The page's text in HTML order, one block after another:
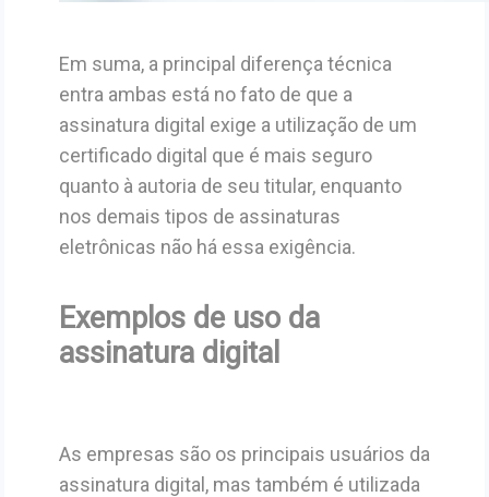
Em suma, a principal diferença técnica
entra ambas está no fato de que a
assinatura digital exige a utilização de um
certificado digital que é mais seguro
quanto à autoria de seu titular, enquanto
nos demais tipos de assinaturas
eletrônicas não há essa exigência.
Exemplos de uso da
assinatura digital
As empresas são os principais usuários da
assinatura digital, mas também é utilizada